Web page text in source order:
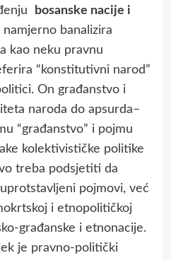
bosanske nacije i
namjerno banalizira
kao neku pravnu
“konstitutivni narod”
On građanstvo i
naroda do apsurda–
“građanstvo” i pojmu
kolektivističke politike
treba podsjetiti da
pojmovi, već
i etnopolitičkoj
građanske i etnonacije.
je pravno-politički